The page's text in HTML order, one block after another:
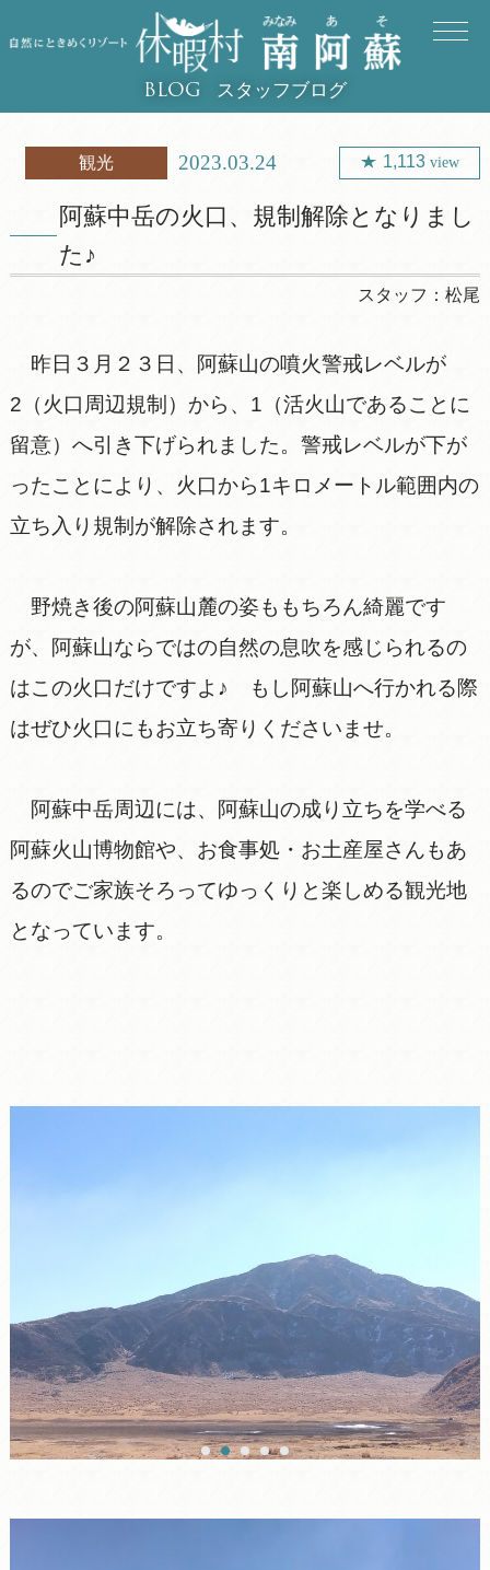
BLOG スタッフブログ
観光 2023.03.24 1,113 view
阿蘇中岳の火口、規制解除となりまし
た♪
スタッフ：松尾
昨日３月２３日、阿蘇山の噴火警戒レベルが
2（火口周辺規制）から、1（活火山であることに
留意）へ引き下げられました。警戒レベルが下が
ったことにより、火口から1キロメートル範囲内の
立ち入り規制が解除されます。
野焼き後の阿蘇山麓の姿ももちろん綺麗です
が、阿蘇山ならではの自然の息吹を感じられるの
はこの火口だけですよ♪ もし阿蘇山へ行かれる際
はぜひ火口にもお立ち寄りくださいませ。
阿蘇中岳周辺には、阿蘇山の成り立ちを学べる
阿蘇火山博物館や、お食事処・お土産屋さんもあ
るのでご家族そろってゆっくりと楽しめる観光地
となっています。